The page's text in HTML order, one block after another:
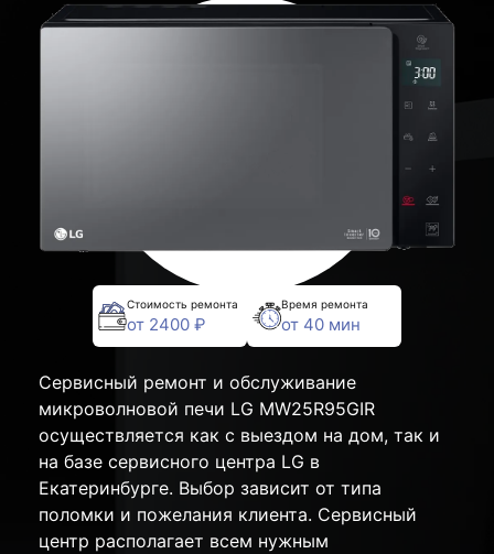
Стоимость ремонта
от 2400 ₽
Время ремонта
от 40 мин
Сервисный ремонт и обслуживание
микроволновой печи LG MW25R95GIR
осуществляется как с выездом на дом, так и
на базе сервисного центра LG в
Екатеринбурге. Выбор зависит от типа
поломки и пожелания клиента. Сервисный
центр располагает всем нужным